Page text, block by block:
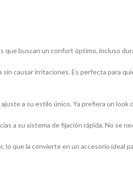
buscan un confort óptimo, incluso
causar irritaciones. Es perfecta para
a su estilo único. Ya prefiera un look
a su sistema de fijación rápida. No se
que la convierte en un accesorio ideal